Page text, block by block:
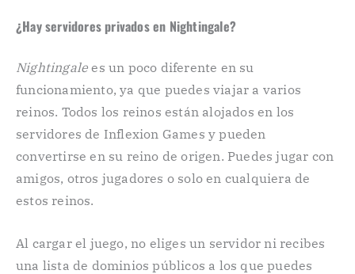
¿Hay servidores privados en Nightingale?
Nightingale es un poco diferente en su
funcionamiento, ya que puedes viajar a varios
reinos. Todos los reinos están alojados en los
servidores de Inflexion Games y pueden
convertirse en su reino de origen. Puedes jugar con
amigos, otros jugadores o solo en cualquiera de
estos reinos.
Al cargar el juego, no eliges un servidor ni recibes
una lista de dominios públicos a los que puedes